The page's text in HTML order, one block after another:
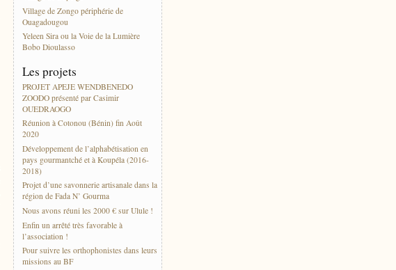
Village de Zongo périphérie de
Ouagadougou
Yeleen Sira ou la Voie de la Lumière
Bobo Dioulasso
Les projets
PROJET APEJE WENDBENEDO
ZOODO présenté par Casimir
OUEDRAOGO
Réunion à Cotonou (Bénin) fin Août
2020
Développement de l’alphabétisation en
pays gourmantché et à Koupéla (2016-
2018)
Projet d’une savonnerie artisanale dans la
région de Fada N’ Gourma
Nous avons réuni les 2000 € sur Ulule !
Enfin un arrêté très favorable à
l’association !
Pour suivre les orthophonistes dans leurs
missions au BF